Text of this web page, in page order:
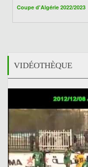
Coupe d'Algérie 2022/2023
VIDÉOTHÈQUE